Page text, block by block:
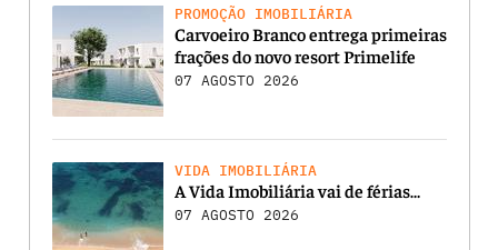
PROMOÇÃO IMOBILIÁRIA
Carvoeiro Branco entrega primeiras
frações do novo resort Primelife
07 AGOSTO 2026
VIDA IMOBILIÁRIA
A Vida Imobiliária vai de férias…
07 AGOSTO 2026